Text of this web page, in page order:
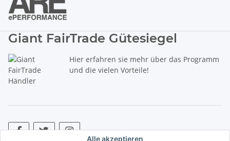
Alle akzeptieren
Giant FairTrade Gütesiegel
Hier erfahren sie mehr über das Programm
und die vielen Vorteile!